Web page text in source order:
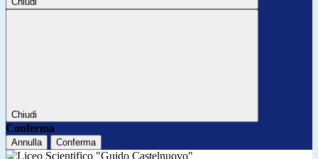
Chiudi
Conferma
Annulla Conferma